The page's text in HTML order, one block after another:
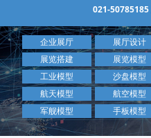
021-50785185
企业展厅 展厅设计
展览搭建
展览模型
工业模型
沙盘模型
航天模型
航空模型
军舰模型
手板模型